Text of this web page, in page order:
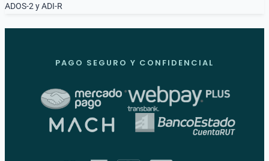
ADOS-2 y ADI-R
PAGO SEGURO Y CONFIDENCIAL